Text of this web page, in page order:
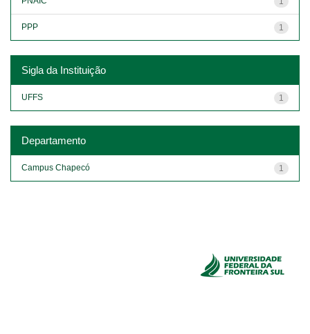
1
PPP
Sigla da Instituição
1
UFFS
Departamento
1
Campus Chapecó